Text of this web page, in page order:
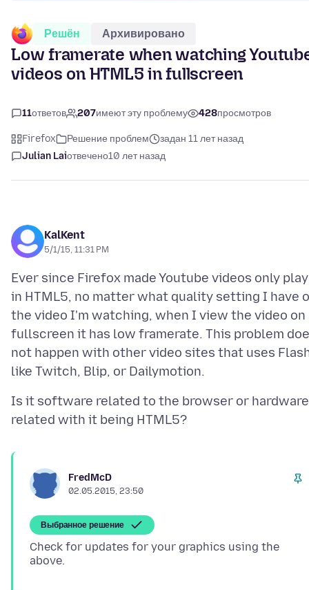
Решён Архивировано
Low framerate when watching
videos on HTML5 in fullscreen
11ответов 207имеют эту проблему 428просмотров
Firefox Решение проблем
задан 11 лет назад
Julian Laiотвечено10 лет назад
KalKent
5/1/15, 11:31 PM
Ever since Firefox made Youtube videos only play
in HTML5, no matter what quality setting I have
the video I'm watching, when I view the video on
fullscreen it has low framerate. This problem
not happen with other video sites that uses
Is it software related to the browser or hardware
FredMcD
02.05.2015, 23:50
Выбранное решение
Check for updates for your graphics using the